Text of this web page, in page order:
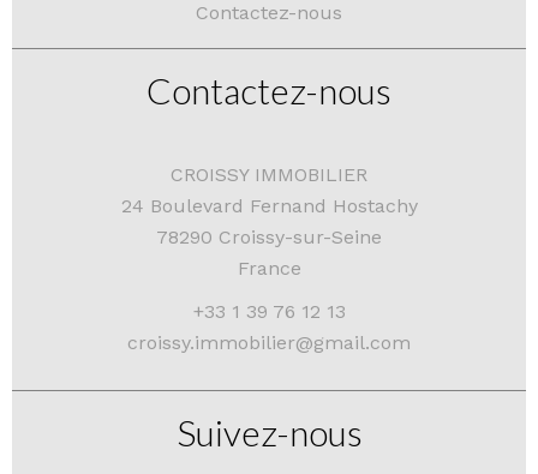
Contactez-nous
Contactez-nous
CROISSY IMMOBILIER
24 Boulevard Fernand Hostachy
78290 Croissy-sur-Seine
France
+33 1 39 76 12 13
croissy.immobilier@gmail.com
Suivez-nous